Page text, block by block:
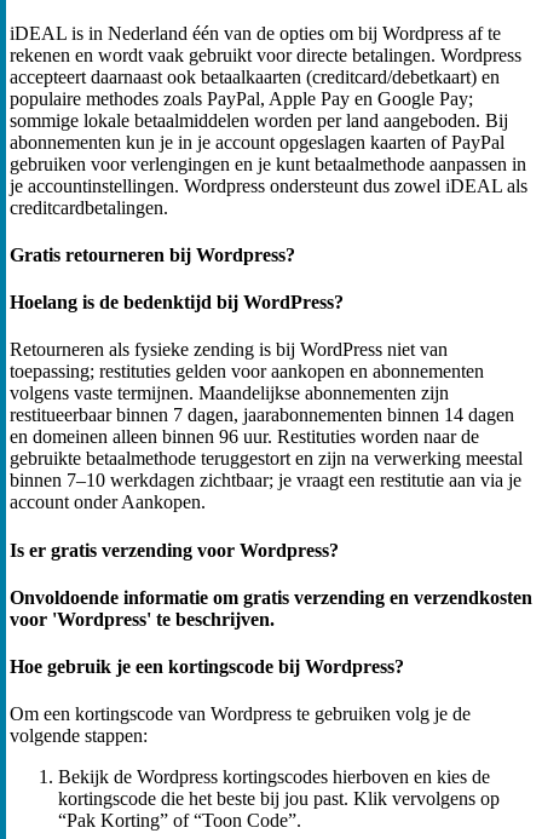
iDEAL is in Nederland één van de opties om bij Wordpress af te
rekenen en wordt vaak gebruikt voor directe betalingen. Wordpress
accepteert daarnaast ook betaalkaarten (creditcard/debetkaart) en
populaire methodes zoals PayPal, Apple Pay en Google Pay;
sommige lokale betaalmiddelen worden per land aangeboden. Bij
abonnementen kun je in je account opgeslagen kaarten of PayPal
gebruiken voor verlengingen en je kunt betaalmethode aanpassen in
je accountinstellingen. Wordpress ondersteunt dus zowel iDEAL als
creditcardbetalingen.
Gratis retourneren bij Wordpress?
Hoelang is de bedenktijd bij WordPress?
Retourneren als fysieke zending is bij WordPress niet van
toepassing; restituties gelden voor aankopen en abonnementen
volgens vaste termijnen. Maandelijkse abonnementen zijn
restitueerbaar binnen 7 dagen, jaarabonnementen binnen 14 dagen
en domeinen alleen binnen 96 uur. Restituties worden naar de
gebruikte betaalmethode teruggestort en zijn na verwerking meestal
binnen 7–10 werkdagen zichtbaar; je vraagt een restitutie aan via je
account onder Aankopen.
Is er gratis verzending voor Wordpress?
Onvoldoende informatie om gratis verzending en verzendkosten
voor 'Wordpress' te beschrijven.
Hoe gebruik je een kortingscode bij Wordpress?
Om een kortingscode van Wordpress te gebruiken volg je de
volgende stappen:
Bekijk de Wordpress kortingscodes hierboven en kies de
kortingscode die het beste bij jou past. Klik vervolgens op
“Pak Korting” of “Toon Code”.